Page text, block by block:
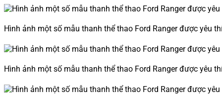
Hình ảnh một số mẫu thanh thể thao Ford Ranger được yêu
Hình ảnh một số mẫu thanh thể thao Ford Ranger được yêu